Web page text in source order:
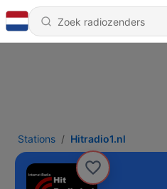
Stations Hitradio1.nl